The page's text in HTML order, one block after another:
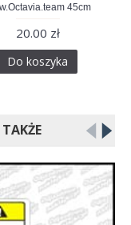
45cm
20.00 zł
Do koszyka